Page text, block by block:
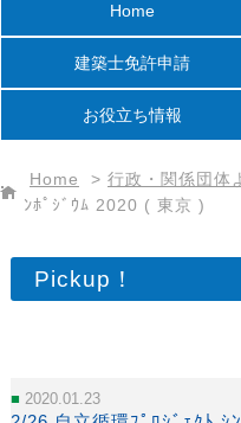
Home
建築士免許申請
お役立ち情報
Home > 行政・関係団体
ﾝﾎﾟｼﾞｳﾑ 2020 ( 東京 )
Pickup！
2020.01.23